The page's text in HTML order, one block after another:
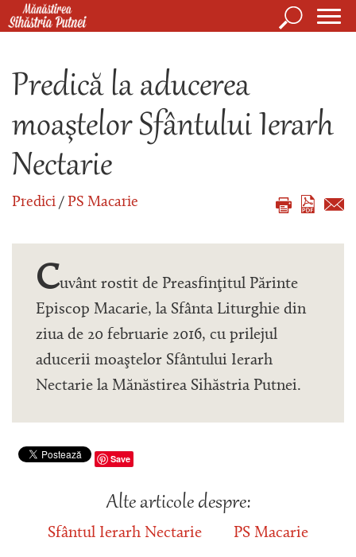
Mergi la conţinutul principal
Căutare
Predică la aducerea
moaştelor Sfântului Ierarh
Nectarie
Predici / PS Macarie
Cuvânt rostit de Preasfinţitul Părinte
Episcop Macarie, la Sfânta Liturghie din
ziua de 20 februarie 2016, cu prilejul
aducerii moaştelor Sfântului Ierarh
Nectarie la Mănăstirea Sihăstria Putnei.
Save
Alte articole despre:
Sfântul Ierarh Nectarie PS Macarie